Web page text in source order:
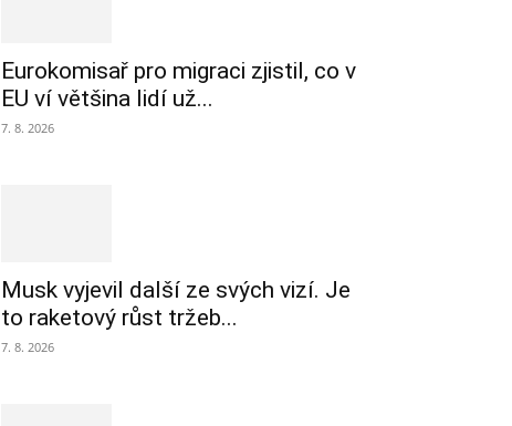
Eurokomisař pro migraci zjistil, co v
EU ví většina lidí už...
7. 8. 2026
Musk vyjevil další ze svých vizí. Je
to raketový růst tržeb...
7. 8. 2026